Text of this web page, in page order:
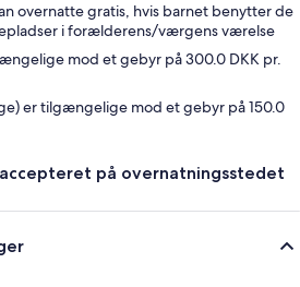
overnatte gratis, hvis barnet benytter de
i forælderens/værgens værelse
mod et gebyr på 300.0 DKK pr.
er tilgængelige mod et gebyr på 150.0
på overnatningsstedet